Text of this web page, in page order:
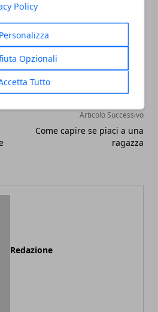
Policy
Personalizza
Opzionali
Tutto
Articolo Successivo
Come capire se piaci a una
ragazza
Redazione